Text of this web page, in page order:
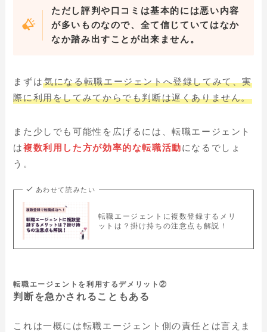
ただし評判や口コミは基本的には悪い内容
が多いものなので、全て信じていてはなか
なか踏み出すことが出来ません。
まずは気になる転職エージェントへ登録してみて、実
際に利用をしてみてからでも判断は遅くありません。
また少しでも可能性を広げるには、転職エージェント
は複数利用した方が効率的な転職活動になるでしょ
う。
あわせて読みたい
転職エージェントに複数登録するメリ
ットは？掛け持ちの注意点も解説！
転職エージェントを利用するデメリット②
判断を急かされることもある
これは一概には転職エージェント側の責任とは言えま